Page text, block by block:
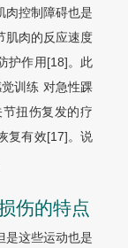
肉控制障碍也是
肌肉的反应速度
护作用[18]。此
训练 对急性踝
扭伤复发的疗
复有效[17]。说
伤的特点
是这些运动也是